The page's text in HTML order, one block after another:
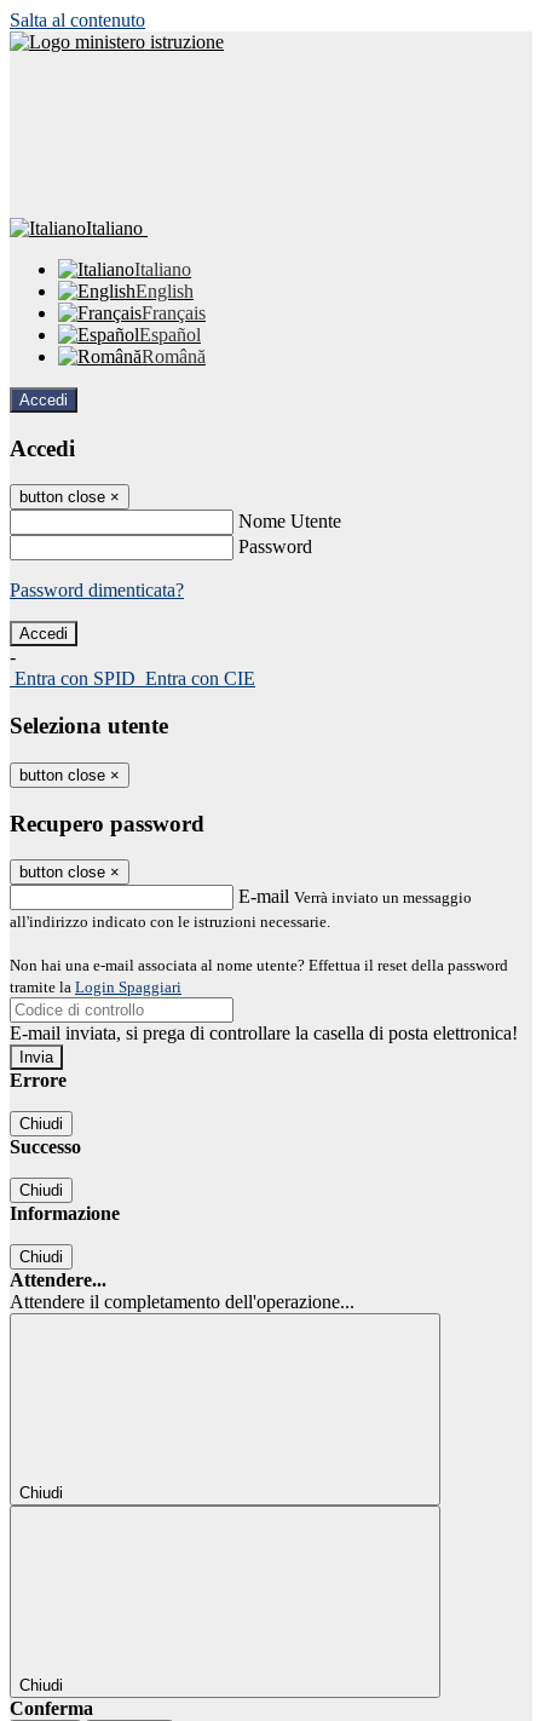
Salta al contenuto
Italiano
Italiano
English
Français
Español
Română
Accedi
Accedi
button close ×
Nome Utente
Password
Password dimenticata?
-
Entra con SPID Entra con CIE
Seleziona utente
button close ×
Recupero password
button close ×
E-mail Verrà inviato un messaggio
all'indirizzo indicato con le istruzioni necessarie.
Non hai una e-mail associata al nome utente? Effettua il reset della password
tramite la Login Spaggiari
E-mail inviata, si prega di controllare la casella di posta elettronica!
Errore
Chiudi
Successo
Chiudi
Informazione
Chiudi
Attendere...
Attendere il completamento dell'operazione...
Chiudi
Chiudi
Conferma